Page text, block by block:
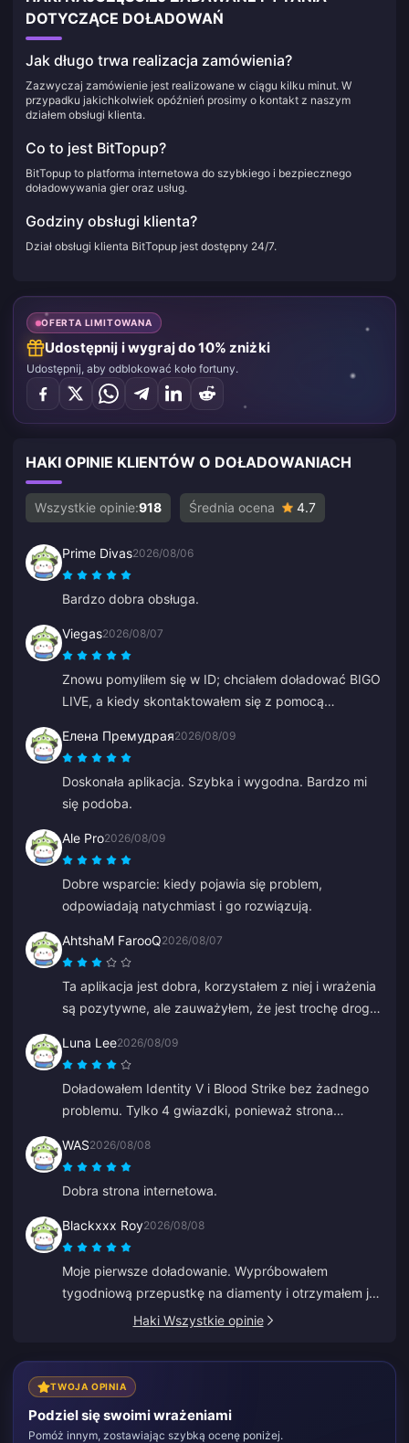
DOTYCZĄCE DOŁADOWAŃ
Jak długo trwa realizacja zamówienia?
Zazwyczaj zamówienie jest realizowane w ciągu kilku minut. W
przypadku jakichkolwiek opóźnień prosimy o kontakt z naszym
działem obsługi klienta.
Co to jest BitTopup?
BitTopup to platforma internetowa do szybkiego i bezpiecznego
doładowywania gier oraz usług.
Godziny obsługi klienta?
Dział obsługi klienta BitTopup jest dostępny 24/7.
OFERTA LIMITOWANA
Udostępnij i wygraj do 10% zniżki
Udostępnij, aby odblokować koło fortuny.
HAKI OPINIE KLIENTÓW O DOŁADOWANIACH
Wszystkie opinie:918 Średnia ocena 4.7
Prime Divas2026/08/06
Bardzo dobra obsługa.
Viegas2026/08/07
Znowu pomyliłem się w ID; chciałem doładować BIGO
LIVE, a kiedy skontaktowałem się z pomocą
szybko. Zawsze pełen szacunku i miły zespół. Tym
razem dziękuję ZY.
Елена Премудрая2026/08/09
Doskonała aplikacja. Szybka i wygodna. Bardzo mi
się podoba.
Ale Pro2026/08/09
Dobre wsparcie: kiedy pojawia się problem,
odpowiadają natychmiast i go rozwiązują.
AhtshaM FarooQ2026/08/07
Ta aplikacja jest dobra, korzystałem z niej i wrażenia
są pozytywne, ale zauważyłem, że jest trochę drogo.
dobre oferty.
Luna Lee2026/08/09
Doładowałem Identity V i Blood Strike bez żadnego
problemu. Tylko 4 gwiazdki, ponieważ strona
super szybko. Świetne ceny i wybór gier!
WAS2026/08/08
Dobra strona internetowa.
Blackxxx Roy2026/08/08
Moje pierwsze doładowanie. Wypróbowałem
tygodniową przepustkę na diamenty i otrzymałem je
w ciągu 2 minut. Bardzo szybko, dziękuję!
Haki Wszystkie opinie
TWOJA OPINIA
Podziel się swoimi wrażeniami
Pomóż innym, zostawiając szybką ocenę poniżej.